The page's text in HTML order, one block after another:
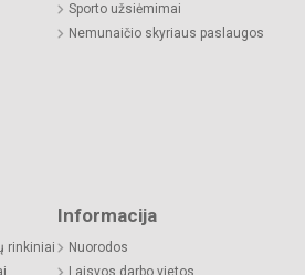
Sporto užsiėmimai
Nemunaičio skyriaus paslaugos
rinkiniai
Informacija
Nuorodos
Laisvos darbo vietos